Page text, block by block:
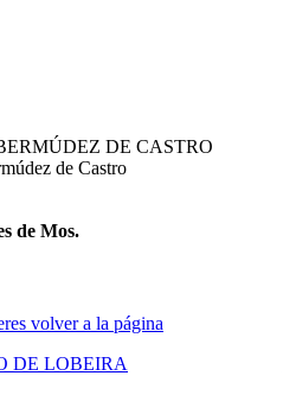
DE CASTRO
de Castro
de Mos.
volver a la página
DE LOBEIRA